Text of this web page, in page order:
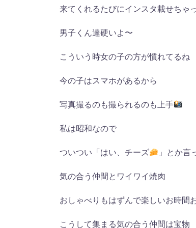
来てくれるたびにインスタ載せちゃ
男子くん達硬いよ〜
こういう時女の子の方が慣れてるね
今の子はスマホがあるから
写真撮るのも撮られるのも上手
私は昭和なので
ついつい「はい、チーズ 」とか言
気の合う仲間とワイワイ焼肉
おしゃべりもはずんで楽しいお時間
こうして集まる気の合う仲間は宝物